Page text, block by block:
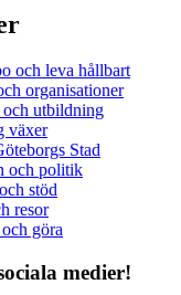
och leva hållbart
organisationer
och utbildning
växer
Stad
och politik
stöd
resor
göra
medier!